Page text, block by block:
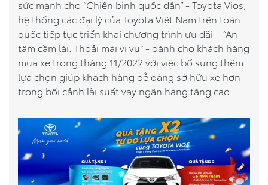
Về Toyota Việt Nam
Tin tức & Khuyến mãi
VR Showroom
So sánh xe
Dự toán chi phí
Đăng kí lái thử
sức mạnh cho “Chiến binh quốc dân” - Toyota Vios,
hệ thống các đại lý của Toyota Việt Nam trên toàn
quốc tiếp tục triển khai chương trình ưu đãi – “An
tâm cầm lái. Thoải mái vi vu” - dành cho khách hàng
mua xe trong tháng 11/2022 với việc bổ sung thêm
lựa chọn giúp khách hàng dễ dàng sở hữu xe hơn
trong bối cảnh lãi suất vay ngân hàng tăng cao.